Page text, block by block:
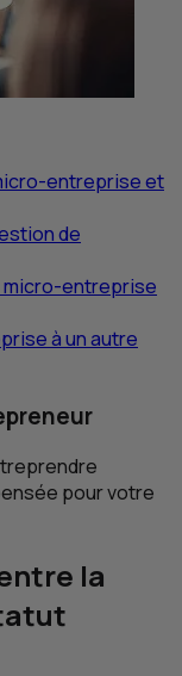
entreprise et
de
entreprise
à un autre
pour votre
la